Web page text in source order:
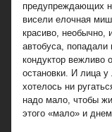
предупреждающих
висели елочная
красиво, необычно,
автобуса,
кондуктор вежливо
остановки. И лица
хотелось ни
надо мало, чтобы
этого «мало» и